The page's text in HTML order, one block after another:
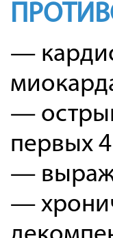
—
—
первых
—
—